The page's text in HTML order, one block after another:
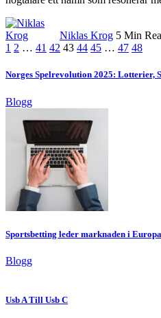
Niklas Krog 5 Min
1 2 … 41 42 43 44 45 … 47 48
Norges Spelrevolution 2025: Lotterier,
Blogg
Sportsbetting leder marknaden i Europa
Blogg
Usb A Till Usb C